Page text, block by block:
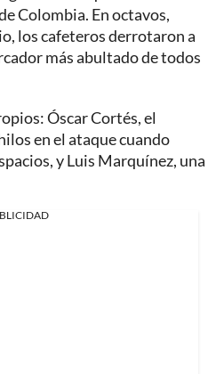
Colombia. En octavos,
los cafeteros derrotaron a
más abultado de todos
Óscar Cortés, el
en el ataque cuando
y Luis Marquínez, una